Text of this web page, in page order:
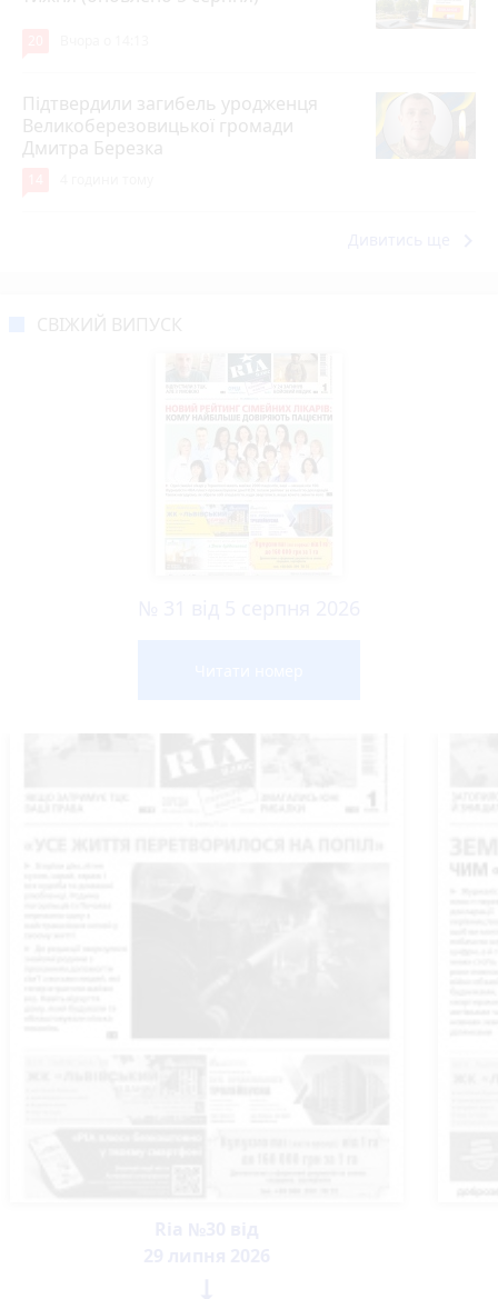
Підтвердили загибель уродженця
Великоберезовицької громади
Дмитра Березка